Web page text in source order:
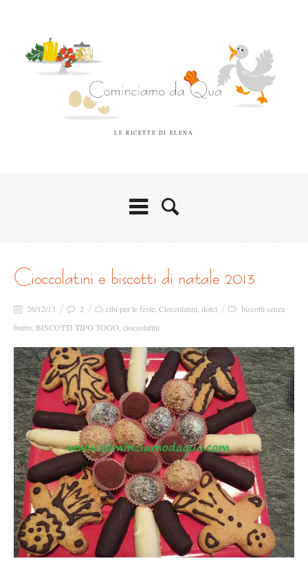
LE RICETTE DI ELENA
cioccolatini e biscotti di natale 2013
26/12/13 2 cibi per le feste Cioccolatini dolci
biscotti senza
burro BISCOTTI TIPO TOGO cioccolatini